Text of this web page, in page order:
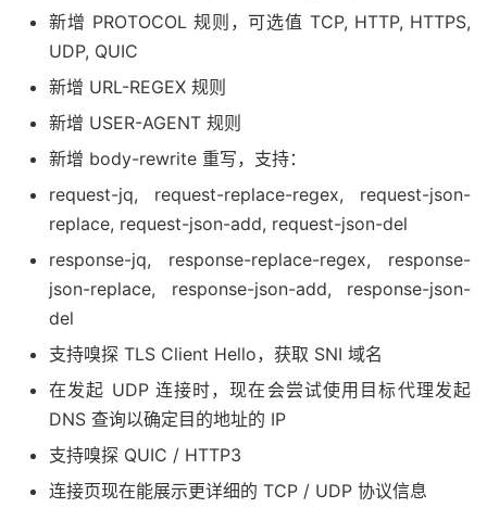
新增 PROTOCOL 规则，可选值 TCP, HTTP, HTTPS,
UDP, QUIC
新增 URL-REGEX 规则
新增 USER-AGENT 规则
新增 body-rewrite 重写，支持：
request-jq, request-replace-regex, request-json-
replace, request-json-add, request-json-del
response-jq, response-replace-regex, response-
json-replace, response-json-add, response-json-
del
支持嗅探 TLS Client Hello，获取 SNI 域名
在发起 UDP 连接时，现在会尝试使用目标代理发起
DNS 查询以确定目的地址的 IP
支持嗅探 QUIC / HTTP3
连接页现在能展示更详细的 TCP / UDP 协议信息